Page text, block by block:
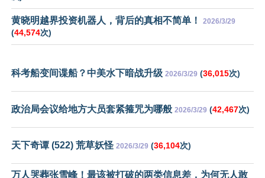
黄晓明越界投资机器人，背后的真相不简单！ 2026/3/29
(44,574次)
科考船变间谍船？中美水下暗战升级 2026/3/29 (36,015次)
政治局会议给地方大员套紧箍咒为哪般 2026/3/29 (42,467次)
天下奇谭 (522) 荒草妖怪 2026/3/29 (36,104次)
万人哭葬张雪峰！最该被打破的两类信息差，为何无人敢